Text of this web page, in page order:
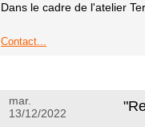
Dans le cadre de l'atelier
Contact...
mar.
13/12/2022